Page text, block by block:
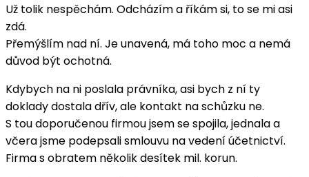
Už tolik nespěchám. Odcházím a říkám si, to se mi asi
zdá.
Přemýšlím nad ní. Je unavená, má toho moc a nemá
důvod být ochotná.
Kdybych na ni poslala právníka, asi bych z ní ty
doklady dostala dřív, ale kontakt na schůzku ne.
S tou doporučenou firmou jsem se spojila, jednala a
včera jsme podepsali smlouvu na vedení účetnictví.
Firma s obratem několik desítek mil. korun.